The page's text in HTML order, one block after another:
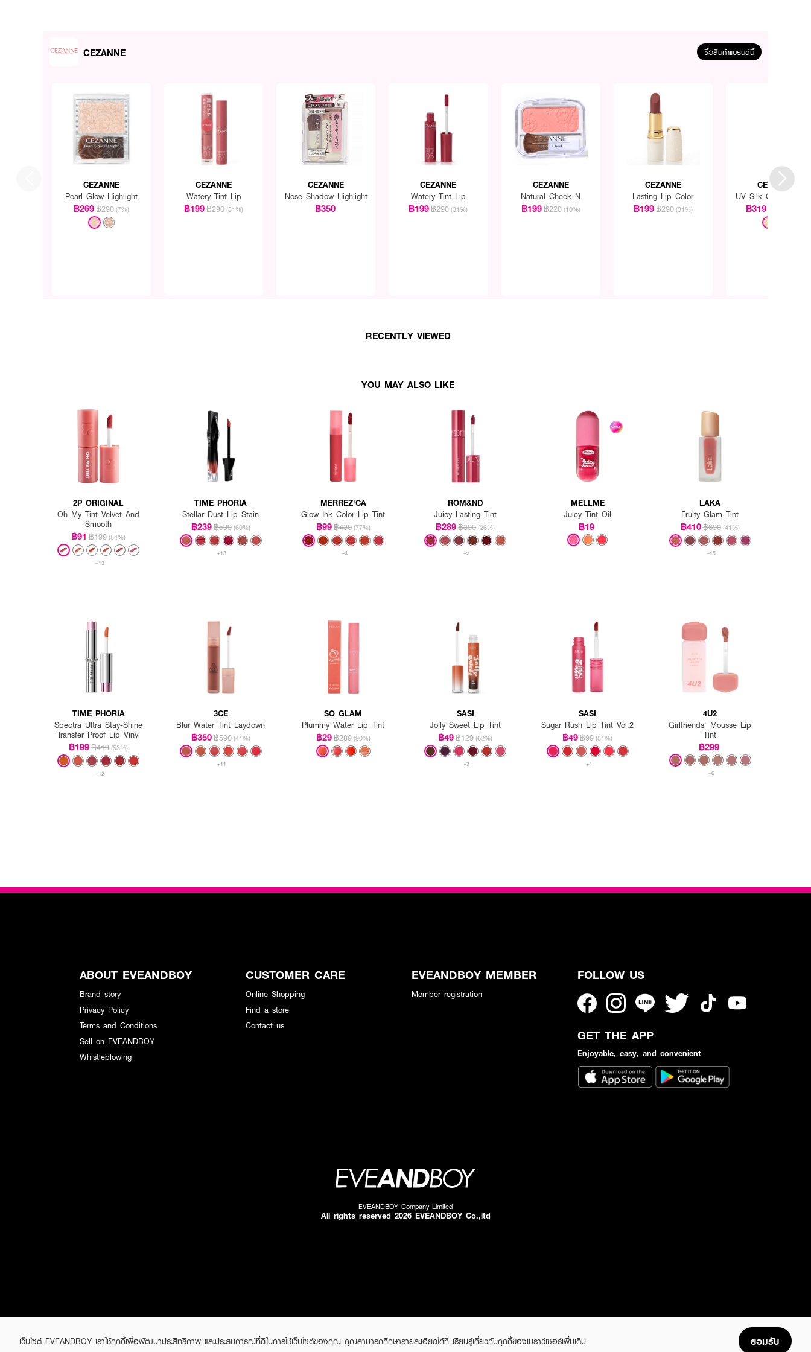
CEZANNE ซื้อสินค้าแบรนด์นี้
CEZANNE
Pearl Glow Highlight
฿269฿290 (7%)
CEZANNE
Watery Tint Lip
฿199฿290 (31%)
CEZANNE
Nose Shadow Highlight
฿350
CEZANNE
Watery Tint Lip
฿199฿290 (31%)
CEZANNE
Natural Cheek N
฿199฿220 (10%)
CEZANNE
Lasting Lip Color
฿199฿290 (31%)
CEZANNE
UV Silk Cover
฿319
RECENTLY VIEWED
YOU MAY ALSO LIKE
2P ORIGINAL
Oh My Tint Velvet And
Smooth
฿91 ฿199 (54%)
+13
TIME PHORIA
Stellar Dust Lip Stain
฿239฿599 (60%)
+13
MERREZ'CA
Glow Ink Color Lip Tint
฿99฿430 (77%)
+4
ROM&ND
Juicy Lasting Tint
฿289฿390 (26%)
+2
MELLME
Juicy Tint Oil
฿19
LAKA
Fruity Glam Tint
฿410฿690 (41%)
+15
TIME PHORIA
Spectra Ultra Stay-Shine
Transfer Proof Lip Vinyl
฿199฿419 (53%)
+12
3CE
Blur Water Tint Laydown
฿350฿590 (41%)
+11
SO GLAM
Plummy Water Lip Tint
฿29฿289 (90%)
SASI
Jolly Sweet Lip Tint
฿49฿129 (62%)
+3
SASI
Sugar Rush Lip Tint Vol.2
฿49฿99 (51%)
+4
4U2
Girlfriends' Mousse Lip
Tint
฿299
+6
เว็บไซต์ EVEANDBOY เราใช้คุกกี้เพื่อพัฒนาประสิทธิภาพ และประสบการณ์ที่ดีในการใช้เว็บไซต์ของคุณ คุณสามารถศึกษารายละเอียดได้ที่ เรียนรู้เกี่ยวกับคุกกี้ของเบราว์เซอร์เพิ่มเติม ยอมรับ
ABOUT EVEANDBOY
Brand story
Privacy Policy
Terms and Conditions
Sell on EVEANDBOY
Whistleblowing
CUSTOMER CARE
Online Shopping
Find a store
Contact us
EVEANDBOY MEMBER
Member registration
FOLLOW US
GET THE APP
Enjoyable, easy, and convenient
EVEANDBOY Company Limited
All rights reserved 2026 EVEANDBOY Co.,ltd